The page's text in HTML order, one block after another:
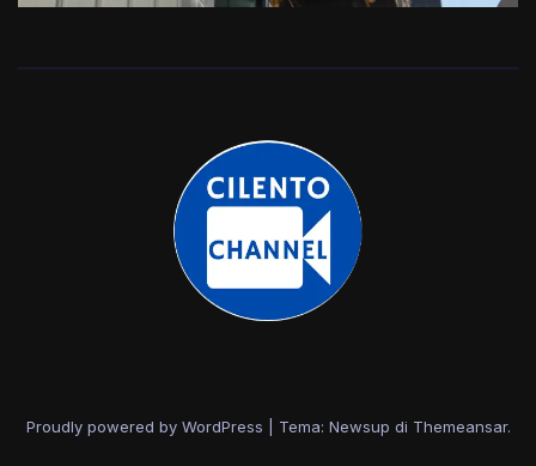
Proudly powered by WordPress Tema: Newsup di Themeansar.